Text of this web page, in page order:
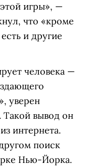
игры», —
что «кроме
и другие
человека —
уверен
вывод он
интернета.
поиск
Нью-Йорка.